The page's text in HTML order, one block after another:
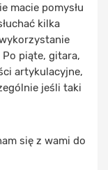
macie pomysłu
kilka
piąte, gitara,
artykulacyjne,
jeśli taki
się z wami do